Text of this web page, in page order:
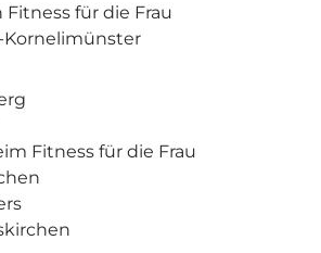
Fitness für die Frau
Kornelimünster
Fitness für die Frau